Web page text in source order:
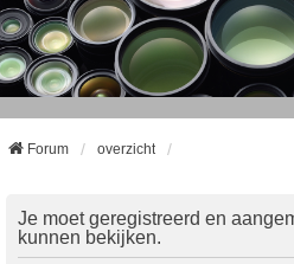
Forum overzicht
Je moet geregistreerd en
kunnen bekijken.